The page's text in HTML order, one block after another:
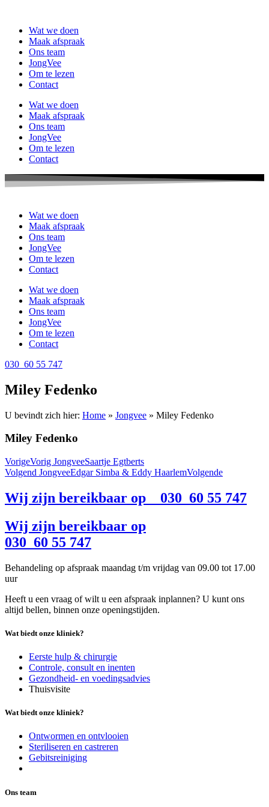
inhoud
Wat we doen
Maak afspraak
Ons team
JongVee
Om te lezen
Contact
Wat we doen
Maak afspraak
Ons team
JongVee
Om te lezen
Contact
Wat we doen
Maak afspraak
Ons team
JongVee
Om te lezen
Contact
Wat we doen
Maak afspraak
Ons team
JongVee
Om te lezen
Contact
030 60 55 747
Miley Fedenko
U bevindt zich hier: Home » Jongvee » Miley Fedenko
Miley Fedenko
VorigeVorig JongveeSaartje Egtberts
Volgend JongveeEdgar Simba & Eddy HaarlemVolgende
Wij zijn bereikbaar op 030 60 55 747
Wij zijn bereikbaar op
030 60 55 747
Behandeling op afspraak maandag t/m vrijdag van 09.00 tot 17.00
uur
Heeft u een vraag of wilt u een afspraak inplannen? U kunt ons
altijd bellen, binnen onze openingstijden.
Wat biedt onze kliniek?
Eerste hulp & chirurgie
Controle, consult en inenten
Gezondheid- en voedingsadvies
Thuisvisite
Wat biedt onze kliniek?
Ontwormen en ontvlooien
Steriliseren en castreren
Gebitsreiniging
Ons team